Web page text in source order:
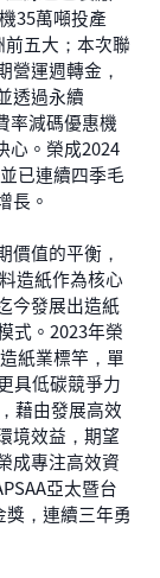
35萬噸投產
五大；本次聯
營運週轉金，
透過永續
率減碼優惠機
心。榮成2024
已連續四季毛
長。
值的平衡，
造紙作為核心
今發展出造紙
式。2023年榮
紙業標竿，單
具低碳競爭力
藉由發展高效
境效益，期望
成專注高效資
亞太暨台
，連續三年勇